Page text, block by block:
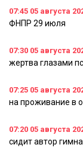
07:45 05 августа
ФНПР 29 июля
07:30 05 августа
жертва глазами
07:25 05 августа
на проживание в
07:20 05 августа
сидит автор гимна